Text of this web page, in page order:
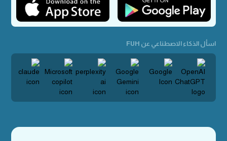
اسأل الذكاء الاصطناعي عن FUH